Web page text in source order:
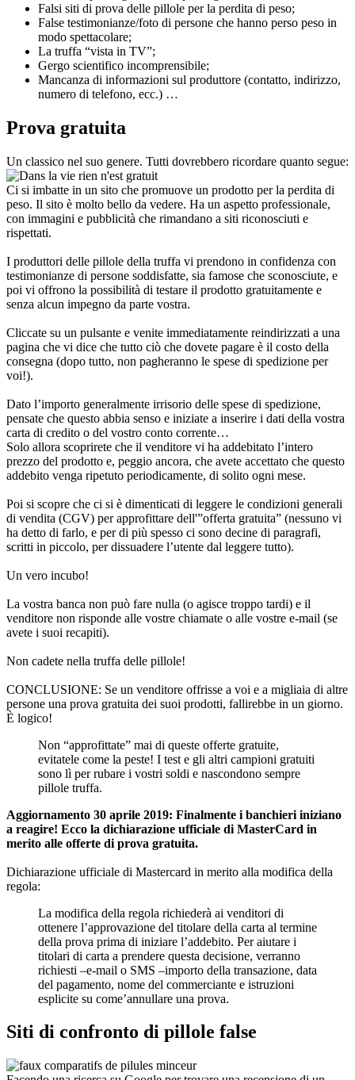
False testimonianze/foto di persone che hanno perso peso in
modo spettacolare;
La truffa “vista in TV”;
Gergo scientifico incomprensibile;
Mancanza di informazioni sul produttore (contatto, indirizzo,
numero di telefono, ecc.) …
Ci si imbatte in un sito che promuove un prodotto per la perdita di
peso. Il sito è molto bello da vedere. Ha un aspetto professionale,
con immagini e pubblicità che rimandano a siti riconosciuti e
rispettati.
testimonianze di persone soddisfatte, sia famose che sconosciute, e
poi vi offrono la possibilità di testare il prodotto gratuitamente e
senza alcun impegno da parte vostra.
pagina che vi dice che tutto ciò che dovete pagare è il costo della
consegna (dopo tutto, non pagheranno le spese di spedizione per
voi!).
pensate che questo abbia senso e iniziate a inserire i dati della vostra
carta di credito o del vostro conto corrente…
Solo allora scoprirete che il venditore vi ha addebitato l’intero
prezzo del prodotto e, peggio ancora, che avete accettato che questo
addebito venga ripetuto periodicamente, di solito ogni mese.
di vendita (CGV) per approfittare dell'”offerta gratuita” (nessuno vi
ha detto di farlo, e per di più spesso ci sono decine di paragrafi,
scritti in piccolo, per dissuadere l’utente dal leggere tutto).
venditore non risponde alle vostre chiamate o alle vostre e-mail (se
avete i suoi recapiti).
persone una prova gratuita dei suoi prodotti, fallirebbe in un giorno.
È logico!
evitatele come la peste! I test e gli altri campioni gratuiti
sono lì per rubare i vostri soldi e nascondono sempre
pillole truffa.
a reagire! Ecco la dichiarazione ufficiale di MasterCard in
merito alle offerte di prova gratuita.
regola:
ottenere l’approvazione del titolare della carta al termine
della prova prima di iniziare l’addebito. Per aiutare i
titolari di carta a prendere questa decisione, verranno
richiesti –e-mail o SMS –importo della transazione, data
del pagamento, nome del commerciante e istruzioni
esplicite su come’annullare una prova.
Facendo una ricerca su Google per trovare una recensione di un